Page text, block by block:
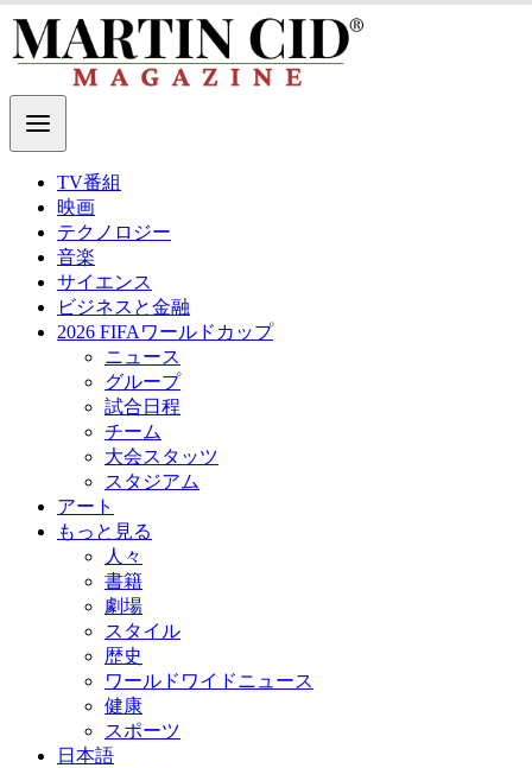
TV番組
映画
テクノロジー
音楽
サイエンス
ビジネスと金融
2026 FIFAワールドカップ
ニュース
グループ
試合日程
チーム
大会スタッツ
スタジアム
アート
もっと見る
人々
書籍
劇場
スタイル
歴史
ワールドワイドニュース
健康
スポーツ
日本語